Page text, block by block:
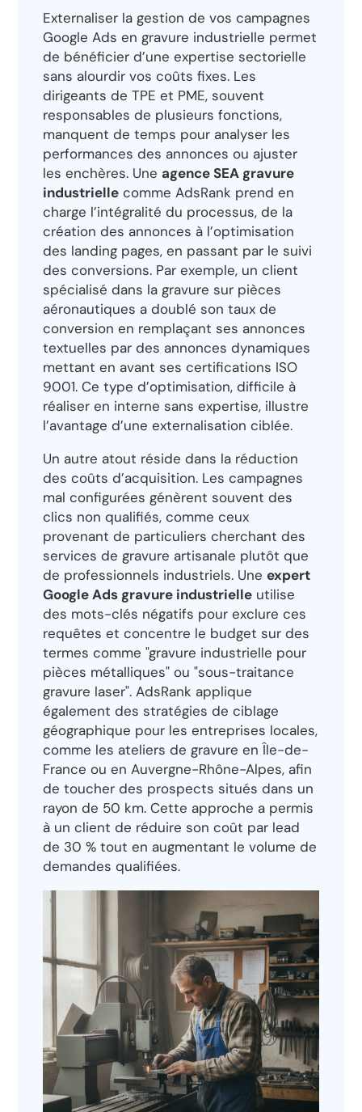
Externaliser la gestion de vos campagnes
Google Ads en gravure industrielle permet
de bénéficier d’une expertise sectorielle
sans alourdir vos coûts fixes. Les
dirigeants de TPE et PME, souvent
responsables de plusieurs fonctions,
manquent de temps pour analyser les
performances des annonces ou ajuster
les enchères. Une agence SEA gravure
industrielle comme AdsRank prend en
charge l’intégralité du processus, de la
création des annonces à l’optimisation
des landing pages, en passant par le suivi
des conversions. Par exemple, un client
spécialisé dans la gravure sur pièces
aéronautiques a doublé son taux de
conversion en remplaçant ses annonces
textuelles par des annonces dynamiques
mettant en avant ses certifications ISO
9001. Ce type d’optimisation, difficile à
réaliser en interne sans expertise, illustre
l’avantage d’une externalisation ciblée.
Un autre atout réside dans la réduction
des coûts d’acquisition. Les campagnes
mal configurées génèrent souvent des
clics non qualifiés, comme ceux
provenant de particuliers cherchant des
services de gravure artisanale plutôt que
de professionnels industriels. Une expert
Google Ads gravure industrielle utilise
des mots-clés négatifs pour exclure ces
requêtes et concentre le budget sur des
termes comme "gravure industrielle pour
pièces métalliques" ou "sous-traitance
gravure laser". AdsRank applique
également des stratégies de ciblage
géographique pour les entreprises locales,
comme les ateliers de gravure en Île-de-
France ou en Auvergne-Rhône-Alpes, afin
de toucher des prospects situés dans un
rayon de 50 km. Cette approche a permis
à un client de réduire son coût par lead
de 30 % tout en augmentant le volume de
demandes qualifiées.